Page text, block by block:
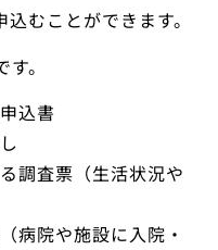
むことができます。
。
込書
調査票（生活状況や
病院や施設に入院・